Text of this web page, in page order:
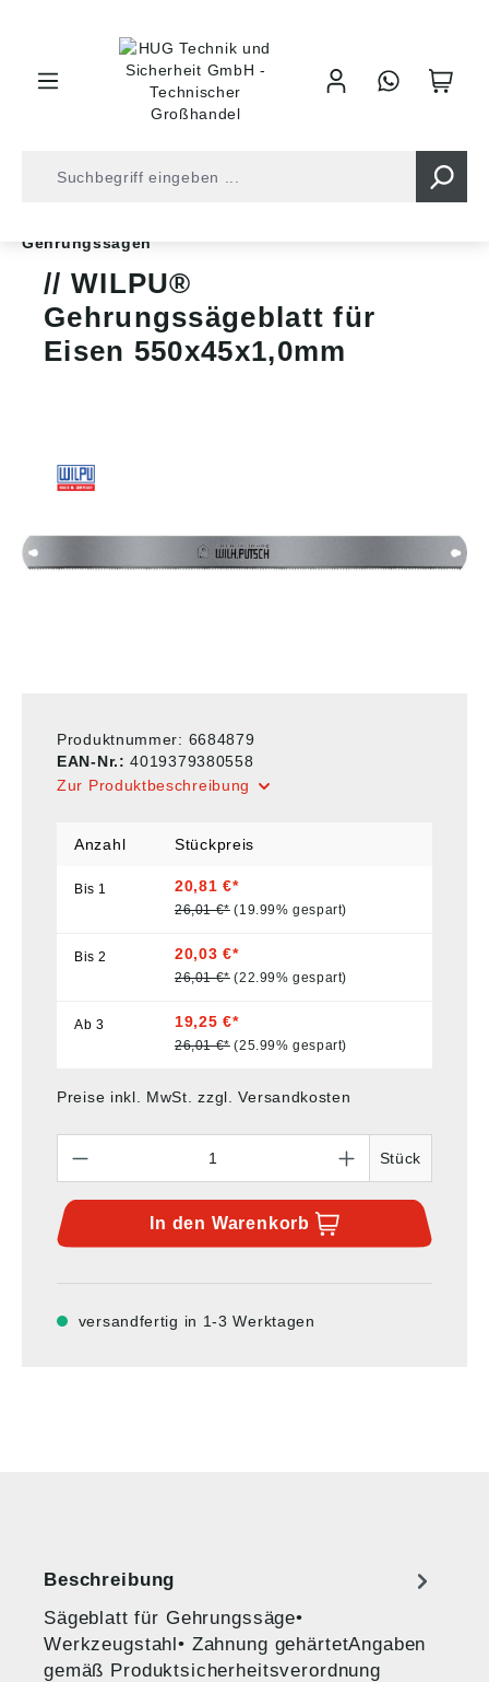
Gehrungssägen
WILPU®
Gehrungssägeblatt für
Eisen 550x45x1,0mm
Produktnummer: 6684879
EAN-Nr.:4019379380558
Zur Produktbeschreibung
Anzahl Stückpreis
Bis 1 20,81 €*
26,01 €* (19.99% gespart)
Bis2 20,03 €*
26,01 €* (22.99% gespart)
Ab 3 19,25 €*
26,01 €* (25.99% gespart)
Preise inkl. MwSt. zzgl. Versandkosten
Stück
In den Warenkorb
versandfertig in 1-3 Werktagen
Beschreibung
Sägeblatt für Gehrungssäge•
Werkzeugstahl• Zahnung gehärtetAngaben
gemäß Produktsicherheitsverordnung